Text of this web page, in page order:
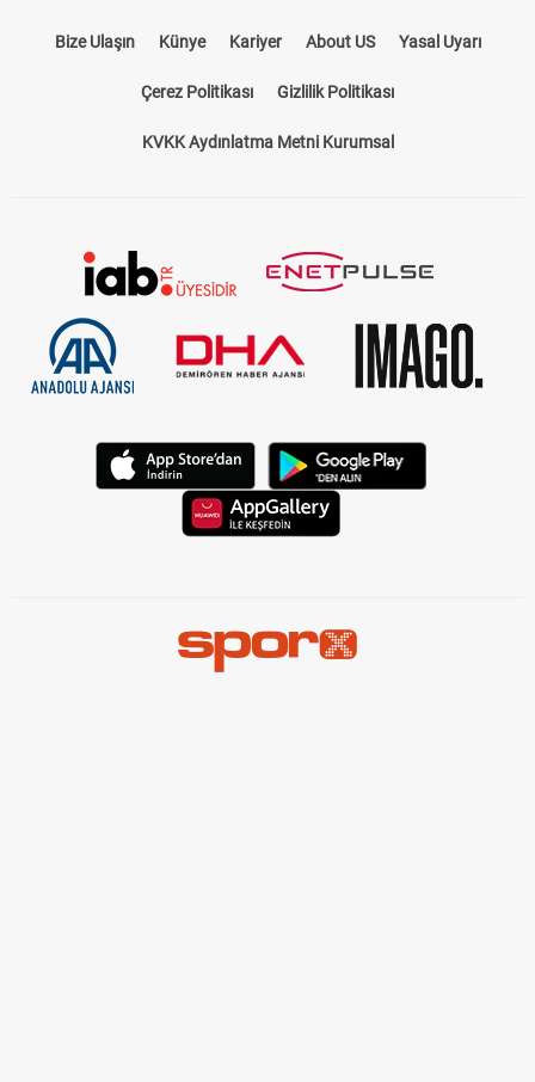
Bize Ulaşın Künye Kariyer About US Yasal Uyarı
Çerez Politikası Gizlilik Politikası
KVKK Aydınlatma Metni Kurumsal